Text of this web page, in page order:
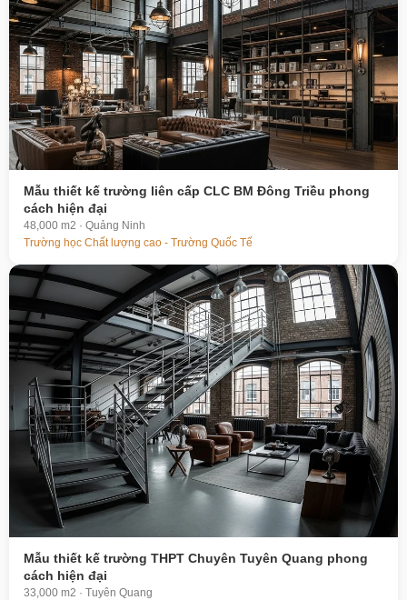
Mẫu thiết kế trường liên cấp CLC BM Đông Triều phong
cách hiện đại
48,000 m2 · Quảng Ninh
Trường học Chất lượng cao - Trường Quốc Tế
Mẫu thiết kế trường THPT Chuyên Tuyên Quang phong
cách hiện đại
33,000 m2 · Tuyên Quang